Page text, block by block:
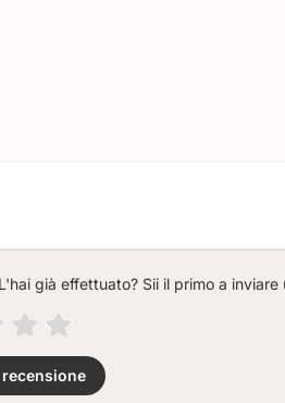
già effettuato? Sii il primo a inviare